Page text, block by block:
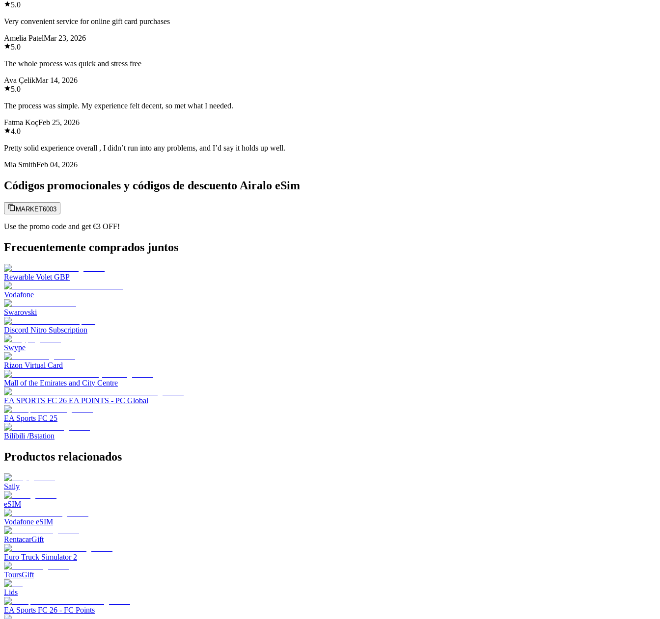
5.0
Very convenient service for online gift card purchases
Amelia PatelMar 23, 2026
5.0
The whole process was quick and stress free
Ava ÇelikMar 14, 2026
5.0
The process was simple. My experience felt decent, so met what I needed.
Fatma KoçFeb 25, 2026
4.0
Pretty solid experience overall , I didn’t run into any problems, and I’d say it holds up well.
Mia SmithFeb 04, 2026
Códigos promocionales y códigos de descuento Airalo eSim
MARKET6003
Use the promo code and get €3 OFF!
Frecuentemente comprados juntos
Rewarble Volet GBP
Vodafone
Swarovski
Discord Nitro Subscription
Swype
Rizon Virtual Card
Mall of the Emirates and City Centre
EA SPORTS FC 26 EA POINTS - PC Global
EA Sports FC 25
Bilibili /Bstation
Productos relacionados
Saily
eSIM
Vodafone eSIM
RentacarGift
Euro Truck Simulator 2
ToursGift
Lids
EA Sports FC 26 - FC Points